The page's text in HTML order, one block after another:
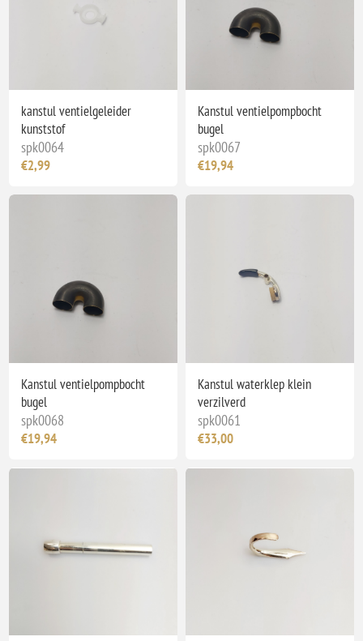
kanstul ventielgeleider
kunststof
spk0064
€2,99
Kanstul ventielpompbocht
bugel
spk0067
€19,94
Kanstul ventielpompbocht
bugel
spk0068
€19,94
Kanstul waterklep klein
verzilverd
spk0061
€33,00